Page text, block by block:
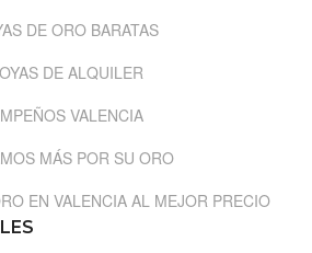
DE ORO BARATAS
DE ALQUILER
VALENCIA
MÁS POR SU ORO
EN VALENCIA AL MEJOR PRECIO